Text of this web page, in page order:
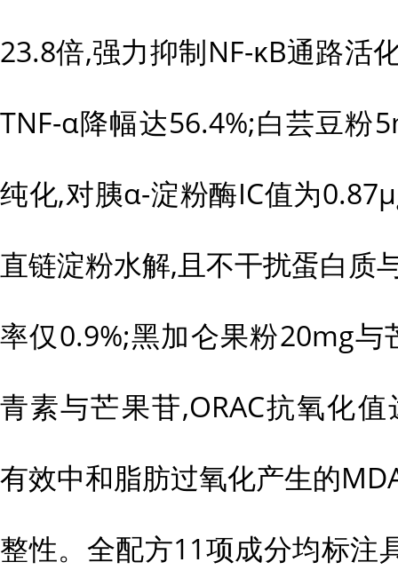
23.8倍,强力抑制NF-κB通路活
TNF-α降幅达56.4%;白芸豆粉
纯化,对胰α-淀粉酶IC值为
直链淀粉水解,且不干扰蛋白质
率仅0.9%;黑加仑果粉20mg
青素与芒果苷,ORAC抗氧化
有效中和脂肪过氧化产生的
整性。全配方11项成分均标注